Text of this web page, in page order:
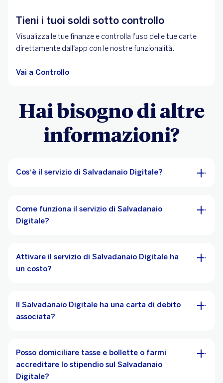
Tieni i tuoi soldi sotto controllo
Visualizza le tue finanze e controlla l’uso delle tue carte
direttamente dall’app con le nostre funzionalità.
Vai a Controllo
Hai bisogno di altre
informazioni?
Cos’è il servizio di Salvadanaio Digitale?
Come funziona il servizio di Salvadanaio
Digitale?
Attivare il servizio di Salvadanaio Digitale ha
un costo?
Il Salvadanaio Digitale ha una carta di debito
associata?
Posso domiciliare tasse e bollette o farmi
accreditare lo stipendio sul Salvadanaio
Digitale?